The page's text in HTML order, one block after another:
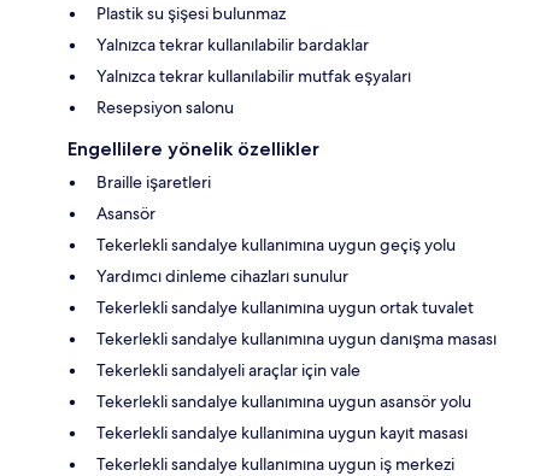
Plastik su şişesi bulunmaz
Yalnızca tekrar kullanılabilir bardaklar
Yalnızca tekrar kullanılabilir mutfak eşyaları
Resepsiyon salonu
Engellilere yönelik özellikler
Braille işaretleri
Asansör
Tekerlekli sandalye kullanımına uygun geçiş yolu
Yardımcı dinleme cihazları sunulur
Tekerlekli sandalye kullanımına uygun ortak tuvalet
Tekerlekli sandalye kullanımına uygun danışma masası
Tekerlekli sandalyeli araçlar için vale
Tekerlekli sandalye kullanımına uygun asansör yolu
Tekerlekli sandalye kullanımına uygun kayıt masası
Tekerlekli sandalye kullanımına uygun iş merkezi